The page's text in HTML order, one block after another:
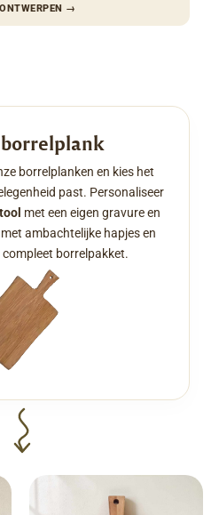
→
borrelplanken en kies het
past. Personaliseer
met een eigen gravure en
ambachtelijke hapjes en
borrelpakket.